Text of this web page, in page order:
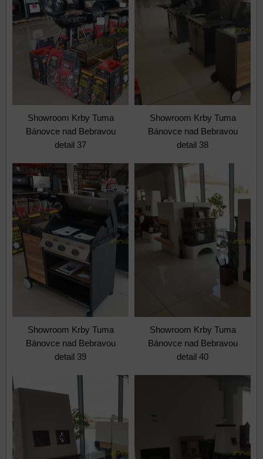
Showroom Krby Tuma
Bánovce nad Bebravou
detail 37
Showroom Krby Tuma
Bánovce nad Bebravou
detail 38
Showroom Krby Tuma
Bánovce nad Bebravou
detail 39
Showroom Krby Tuma
Bánovce nad Bebravou
detail 40